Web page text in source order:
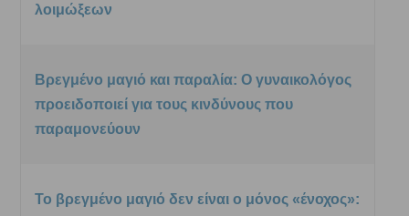
λοιμώξεων
Βρεγμένο μαγιό και παραλία: Ο γυναικολόγος
προειδοποιεί για τους κινδύνους που
παραμονεύουν
Το βρεγμένο μαγιό δεν είναι ο μόνος «ένοχος»: